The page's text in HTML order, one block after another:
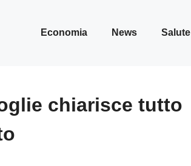
Economia News Salute
chiarisce tutto